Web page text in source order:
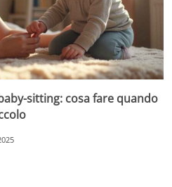
sitting: cosa fare quando